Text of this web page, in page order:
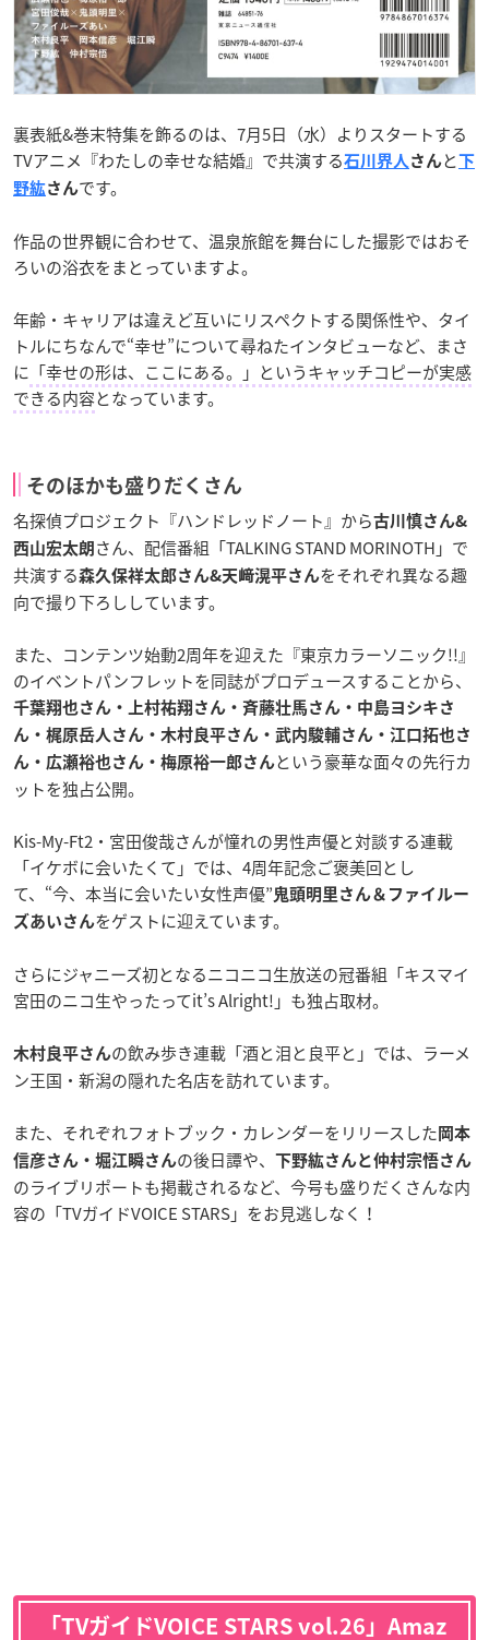
裏表紙&巻末特集を飾るのは、7月5日（水）よりスタートする
TVアニメ『わたしの幸せな結婚』で共演する石川界人 さんと下
野紘さんです。
作品の世界観に合わせて、温泉旅館を舞台にした撮影ではおそ
ろいの浴衣をまとっていますよ。
年齢・キャリアは違えど互いにリスペクトする関係性や、タイ
トルにちなんで“幸せ”について尋ねたインタビューなど、まさ
に 「幸せの形は、ここにある。」というキャッチコピーが実感
できる内容となっています。
そのほかも盛りだくさん
名探偵プロジェクト『ハンドレッドノート』から古川慎さん&
西山宏太朗 さん、配信番組「TALKING STAND MORINOTH」で
共演する森久保祥太郎さん&天﨑滉平さんをそれぞれ異なる趣
向で撮り下ろししています。
また、コンテンツ始動2周年を迎えた『東京カラーソニック!!』
のイベントパンフレットを同誌がプロデュースすることから、
千葉翔也さん・上村祐翔さん・斉藤壮馬さん・中島ヨシキさ
ん・梶原岳人さん・木村良平さん・武内駿輔さん・江口拓也さ
ん・広瀬裕也さん・梅原裕一郎さんという豪華な面々の先行カ
ットを独占公開。
Kis-My-Ft2・宮田俊哉さんが憧れの男性声優と対談する連載
「イケボに会いたくて」では、4周年記念ご褒美回とし
て、“今、本当に会いたい女性声優” 鬼頭明里さん＆ファイルー
ズあいさんをゲストに迎えています。
さらにジャニーズ初となるニコニコ生放送の冠番組「キスマイ
宮田のニコ生やったってit’s Alright!」も独占取材。
木村良平さんの飲み歩き連載「酒と泪と良平と」では、ラーメ
ン王国・新潟の隠れた名店を訪れています。
また、それぞれフォトブック・カレンダーをリリースした 岡本
信彦さん・堀江瞬さんの後日譚や、 下野紘さんと仲村宗悟さん
のライブリポートも掲載されるなど、今号も盛りだくさんな内
容の「TVガイドVOICE STARS」をお見逃しなく！
「TVガイドVOICE STARS vol.26」Amaz